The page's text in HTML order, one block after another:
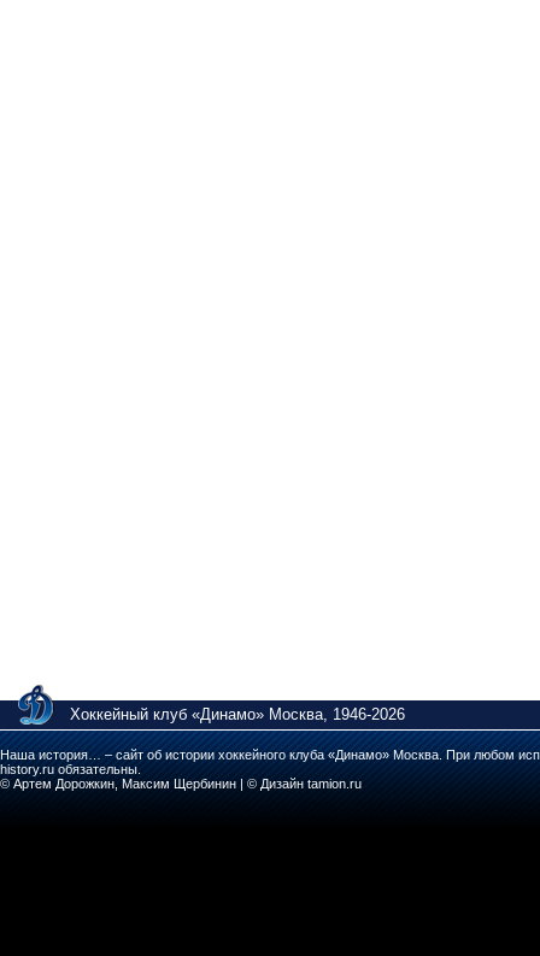
Хоккейный клуб «Динамо» Москва, 1946-2026
Наша история… – сайт об истории хоккейного клуба «Динамо» Москва. При любом
history.ru обязательны.
© Артем Дорожкин, Максим Щербинин | © Дизайн tamion.ru